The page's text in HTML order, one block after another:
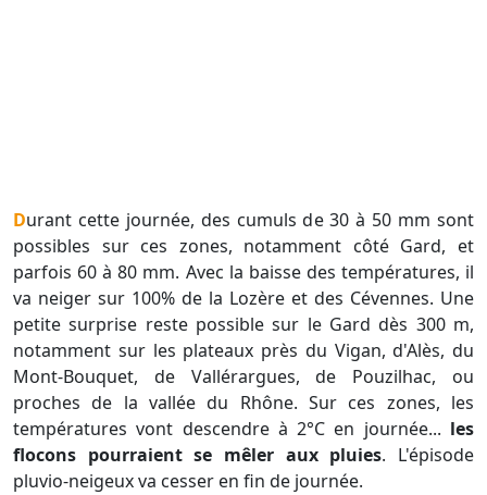
Durant cette journée, des cumuls de 30 à 50 mm sont
possibles sur ces zones, notamment côté Gard, et
parfois 60 à 80 mm. Avec la baisse des températures, il
va neiger sur 100% de la Lozère et des Cévennes. Une
petite surprise reste possible sur le Gard dès 300 m,
notamment sur les plateaux près du Vigan, d'Alès, du
Mont-Bouquet, de Vallérargues, de Pouzilhac, ou
proches de la vallée du Rhône. Sur ces zones, les
températures vont descendre à 2°C en journée... les
flocons pourraient se mêler aux pluies. L'épisode
pluvio-neigeux va cesser en fin de journée.